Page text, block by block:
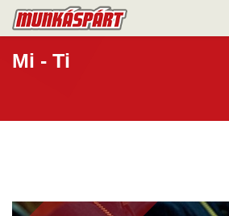
Mi - Ti